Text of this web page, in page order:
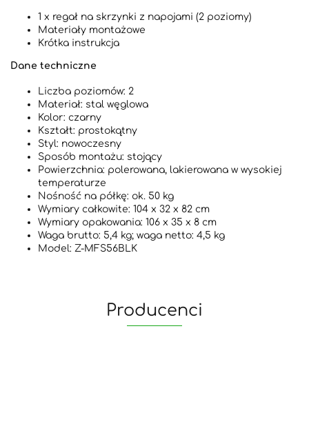
1 x regał na skrzynki z napojami (2 poziomy)
Materiały montażowe
Krótka instrukcja
Dane techniczne
Liczba poziomów: 2
Materiał: stal węglowa
Kolor: czarny
Kształt: prostokątny
Styl: nowoczesny
Sposób montażu: stojący
Powierzchnia: polerowana, lakierowana w wysokiej
temperaturze
Nośność na półkę: ok. 50 kg
Wymiary całkowite: 104 x 32 x 82 cm
Wymiary opakowania: 106 x 35 x 8 cm
Waga brutto: 5,4 kg; waga netto: 4,5 kg
Model: Z-MFS56BLK
Producenci